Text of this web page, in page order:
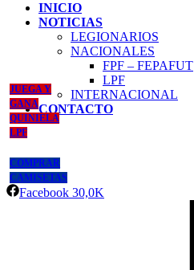
INICIO
NOTICIAS
LEGIONARIOS
NACIONALES
FPF – FEPAFUT
LPF
INTERNACIONAL
CONTACTO
JUEGA Y
GANA
QUINIELA
LPF
COMPRAR
CAMISETAS
Facebook 30,0K